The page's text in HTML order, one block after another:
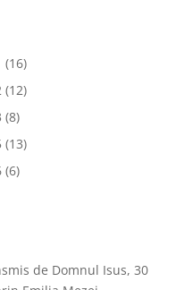
(16)
(12)
(8)
(13)
(6)
de Domnul Isus, 30